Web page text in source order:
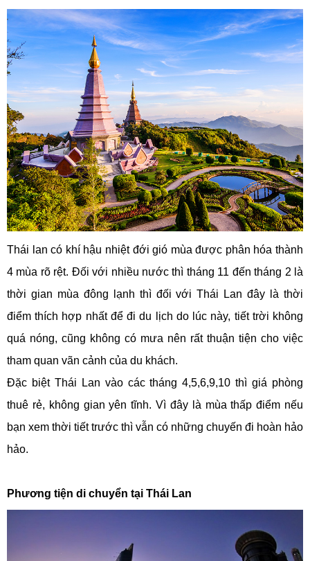
Thái lan có khí hậu nhiệt đới gió mùa được phân hóa thành
4 mùa rõ rệt. Đối với nhiều nước thì tháng 11 đến tháng 2 là
thời gian mùa đông lạnh thì đối với Thái Lan đây là thời
điểm thích hợp nhất để đi du lịch do lúc này, tiết trời không
quá nóng, cũng không có mưa nên rất thuận tiện cho việc
tham quan vãn cảnh của du khách.
Đặc biệt Thái Lan vào các tháng 4,5,6,9,10 thì giá phòng
thuê rẻ, không gian yên tĩnh. Vì đây là mùa thấp điểm nếu
bạn xem thời tiết trước thì vẫn có những chuyến đi hoàn hảo
hảo.
Phương tiện di chuyển tại Thái Lan